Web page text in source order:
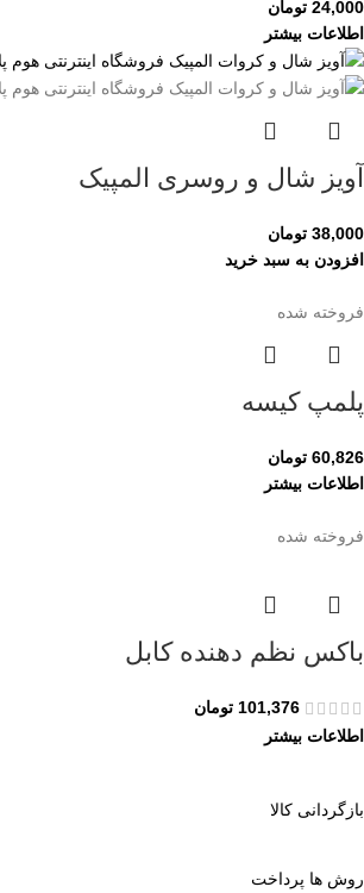
24,000 تومان
اطلاعات بیشتر
آویز شال و روسری المپیک
38,000 تومان
افزودن به سبد خرید
فروخته شده
پلمپ کیسه
60,826 تومان
اطلاعات بیشتر
فروخته شده
باکس نظم دهنده کابل
101,376 تومان
اطلاعات بیشتر
بازگردانی کالا
روش ها پرداخت